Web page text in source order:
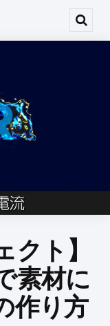
クト】
素材に
作り方